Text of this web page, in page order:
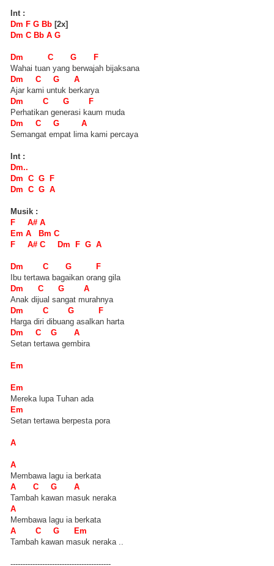
Int :
Dm F G Bb [2x]
Dm C Bb A G
Dm C G F
Wahai tuan yang berwajah bijaksana
Dm C G A
Ajar kami untuk berkarya
Dm C G F
Perhatikan generasi kaum muda
Dm C G A
Semangat empat lima kami percaya
Int :
Dm..
Dm C G F
Dm C G A
Musik :
F A# A
Em A Bm C
F A# C Dm F G A
Dm C G F
Ibu tertawa bagaikan orang gila
Dm C G A
Anak dijual sangat murahnya
Dm C G F
Harga diri dibuang asalkan harta
Dm C G A
Setan tertawa gembira
Em
Em
Mereka lupa Tuhan ada
Em
Setan tertawa berpesta pora
A
A
Membawa lagu ia berkata
A C G A
Tambah kawan masuk neraka
A
Membawa lagu ia berkata
A C G Em
Tambah kawan masuk neraka ..
-----------------------------------------